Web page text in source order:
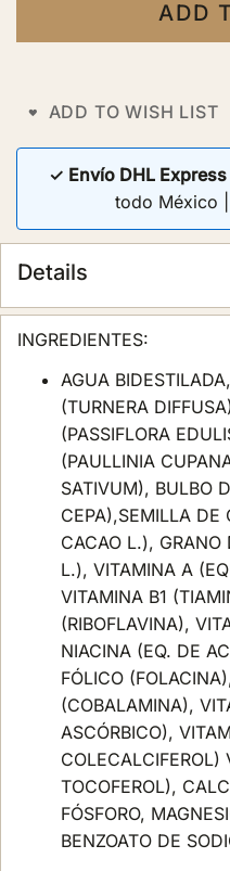
ADD
ADD TO WISH LIST
✓ Envío DHL Express
todo México
Details
INGREDIENTES:
AGUA
(TURNERA
(PASSIFLORA
(PAULLINIA
SATIVUM), BULBO
CEPA),SEMILLA DE
CACAO L.), GRANO
L.), VITAMINA A
VITAMINA B1
(RIBOFLAVINA),
NIACINA (EQ. DE
FÓLICO
(COBALAMINA),
ASCÓRBICO),
COLECALCIFEROL)
TOCOFEROL),
FÓSFORO,
BENZOATO DE